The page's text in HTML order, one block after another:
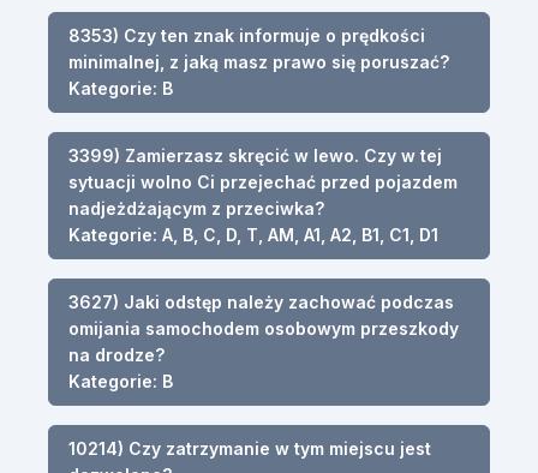
8353) Czy ten znak informuje o prędkości
minimalnej, z jaką masz prawo się poruszać?
Kategorie: B
3399) Zamierzasz skręcić w lewo. Czy w tej
sytuacji wolno Ci przejechać przed pojazdem
nadjeżdżającym z przeciwka?
Kategorie: A, B, C, D, T, AM, A1, A2, B1, C1, D1
3627) Jaki odstęp należy zachować podczas
omijania samochodem osobowym przeszkody
na drodze?
Kategorie: B
10214) Czy zatrzymanie w tym miejscu jest